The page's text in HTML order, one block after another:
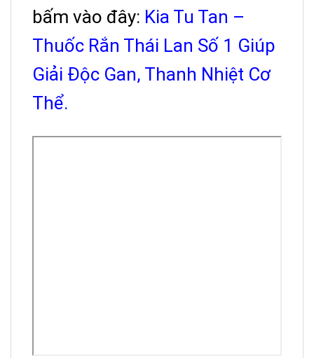
bấm vào đây: Kia Tu Tan –
Thuốc Rắn Thái Lan Số 1 Giúp
Giải Độc Gan, Thanh Nhiệt Cơ
Thể.